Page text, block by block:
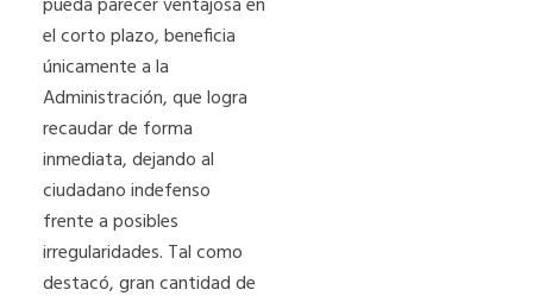
el corto plazo, beneficia
únicamente a la
Administración, que logra
recaudar de forma
inmediata, dejando al
ciudadano indefenso
frente a posibles
irregularidades. Tal como
destacó, gran cantidad de